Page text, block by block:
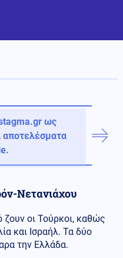
ως
αποτελέσματα
Νετανιάχου
ζουν οι Τούρκοι, καθώς
και Ισραήλ. Τα δύο
την Ελλάδα.